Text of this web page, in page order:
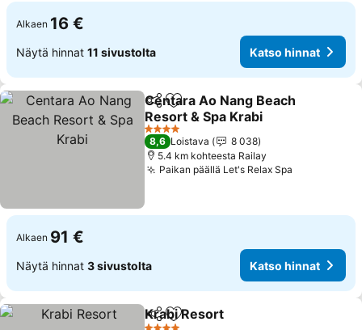
Alkaen 16 €
Näytä hinnat 11 sivustolta Katso hinnat
Jaa Lisää suosikkeihin
Centara Ao Nang Beach
Resort & Spa Krabi
4 Tähtiluokitus
8,6 Loistava
8 038
5.4 km kohteesta Railay
Paikan päällä Let's Relax Spa
Alkaen 91 €
Näytä hinnat 3 sivustolta Katso hinnat
Jaa Lisää suosikkeihin
Krabi Resort